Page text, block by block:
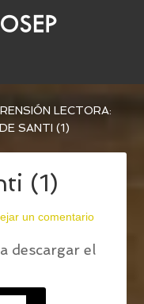
LECTORA:
SANTI (1)
(1)
un comentario
descargar el